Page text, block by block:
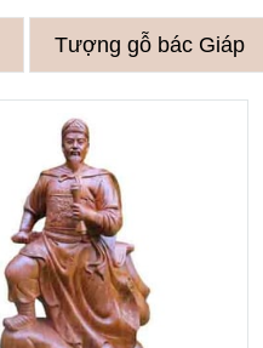
Tượng gỗ bác Giáp